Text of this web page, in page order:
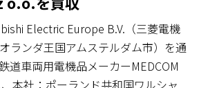
Electric Europe B.V.（三菱電機
ランダ王国アムステルダム市）を通
道車両用電機品メーカーMEDCOM
本社：ポーランド共和国ワルシャ